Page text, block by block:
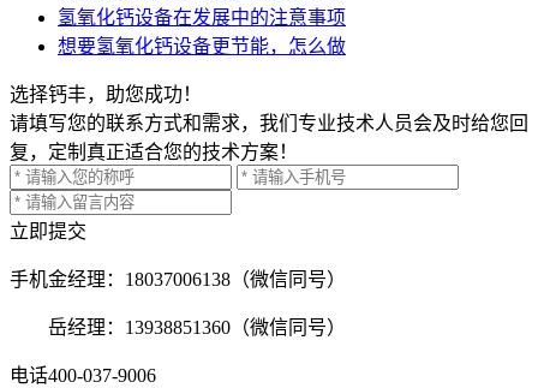
氢氧化钙设备在发展中的注意事项
想要氢氧化钙设备更节能，怎么做
选择钙丰，助您成功！
请填写您的联系方式和需求，我们专业技术人员会及时给您回
复，定制真正适合您的技术方案！
立即提交
手机金经理：18037006138（微信同号）
岳经理：13938851360（微信同号）
电话400-037-9006